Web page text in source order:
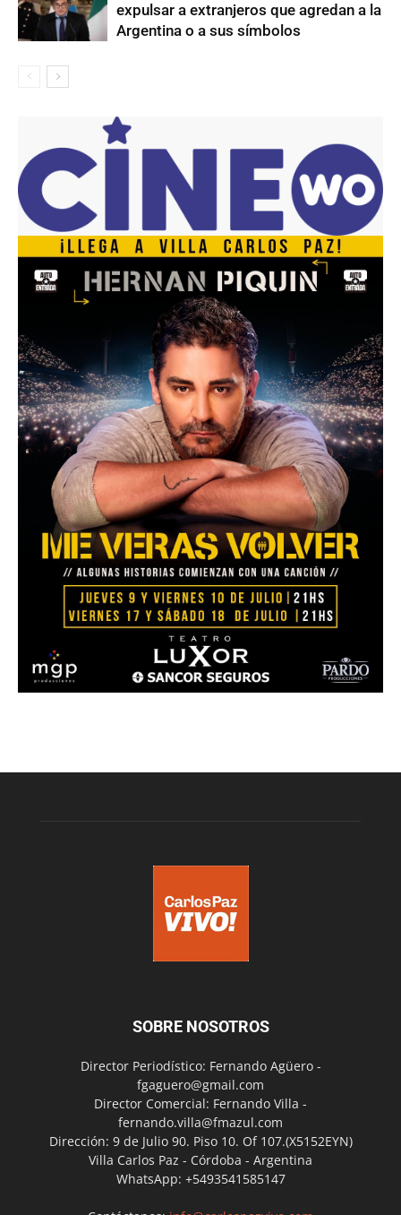
expulsar a extranjeros que agredan a la
Argentina o a sus símbolos
SOBRE NOSOTROS
Director Periodístico: Fernando Agüero -
fgaguero@gmail.com
Director Comercial: Fernando Villa -
fernando.villa@fmazul.com
Dirección: 9 de Julio 90. Piso 10. Of 107.(X5152EYN)
Villa Carlos Paz - Córdoba - Argentina
WhatsApp: +5493541585147